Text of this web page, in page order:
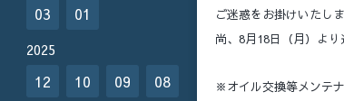
ご迷惑をお掛けいたし
尚、8月18日（月）より
※オイル交換等メンテ
03
01
2025
12 10 09
08